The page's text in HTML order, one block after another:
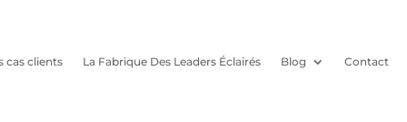
cas clients La Fabrique Des Leaders Éclairés Blog Contact